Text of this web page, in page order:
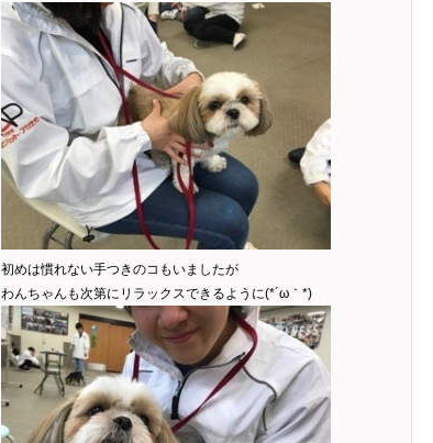
初めは慣れない手つきのコもいましたが
わんちゃんも次第にリラックスできるように(*´ω｀*)